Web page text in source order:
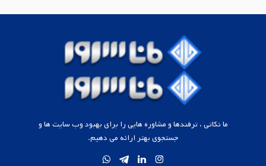
ما نکاتی ، ترفندها و مشاوره هایی را برای بهبود وب سایت ها و
جستجوی بهتر ارائه می دهیم.